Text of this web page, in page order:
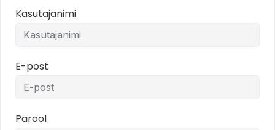
Kasutajanimi
E-post
Parool